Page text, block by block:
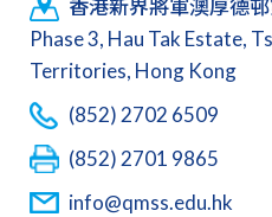
香港新界將軍澳厚德
Phase 3, Hau Tak Estate,
Territories, Hong Kong
(852) 2702 6509
(852) 2701 9865
info@qmss.edu.hk